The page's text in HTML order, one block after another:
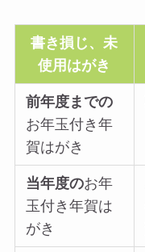
書き損じ、未
使用はがき
前年度までの
お年玉付き年
賀はがき
当年度のお年
玉付き年賀は
がき